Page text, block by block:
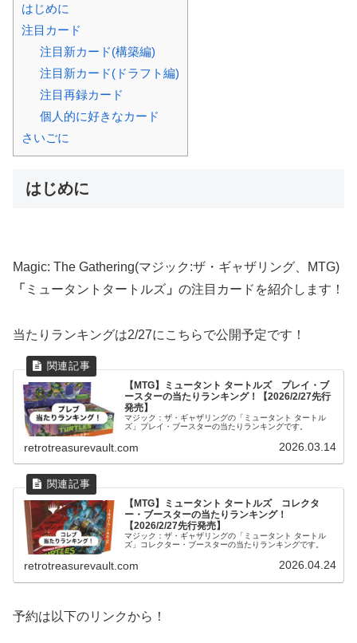
はじめに
注目カード
注目新カード(構築編)
注目新カード(ドラフト編)
注目再録カード
個人的に好きなカード
さいごに
はじめに
Magic: The Gathering(マジック:ザ・ギャザリング、MTG)
「 ミュータントタートルズ 」 の注目カードを紹介します！
当たりランキングは2/27にこちらで公開予定です！
【MTG】ミュータント タートルズ プレイ・ブ
ースターの当たりランキング！【2026/2/27先行
発売】
マジック：ザ・ギャザリングの「ミュータント タートル
ズ」プレイ・ブースターの当たりランキングです。
retrotreasurevault.com 2026.03.14
【MTG】ミュータント タートルズ コレクタ
ー・ブースターの当たりランキング！
【2026/2/27先行発売】
マジック：ザ・ギャザリングの「ミュータント タートル
ズ」コレクター・ブースターの当たりランキングです。
retrotreasurevault.com 2026.04.24
予約は以下のリンクから！